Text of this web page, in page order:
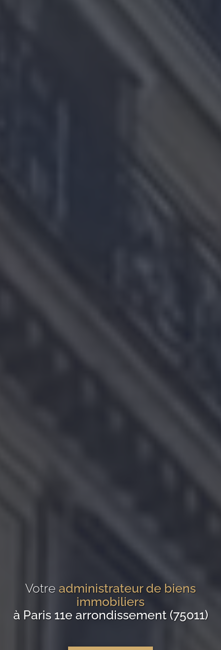
Votre administrateur de biens
immobiliers
à Paris 11e arrondissement (75011)